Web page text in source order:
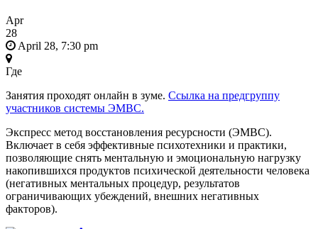
Apr
28
April 28, 7:30 pm
Где
Занятия проходят онлайн в зуме. Ссылка на предгруппу
участников системы ЭМВС.
Экспресс метод восстановления ресурсности (ЭМВС).
Включает в себя эффективные психотехники и практики,
позволяющие снять ментальную и эмоциональную нагрузку
накопившихся продуктов психической деятельности человека
(негативных ментальных процедур, результатов
ограничивающих убеждений, внешних негативных
факторов).